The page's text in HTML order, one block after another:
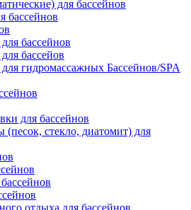
для бассейнов
бассейнов
бассейнов
бассейов
гидромассажных Бассейнов/SPA
для бассейнов
стекло, диатомит) для
отдыха для бассейнов